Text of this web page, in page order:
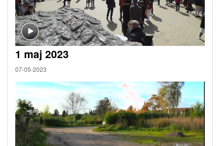
1 maj 2023
07-05-2023